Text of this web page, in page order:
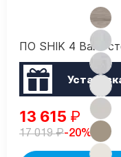
ПО SHIK 4 Вайт
13 615 ₽
17 019₽-20%